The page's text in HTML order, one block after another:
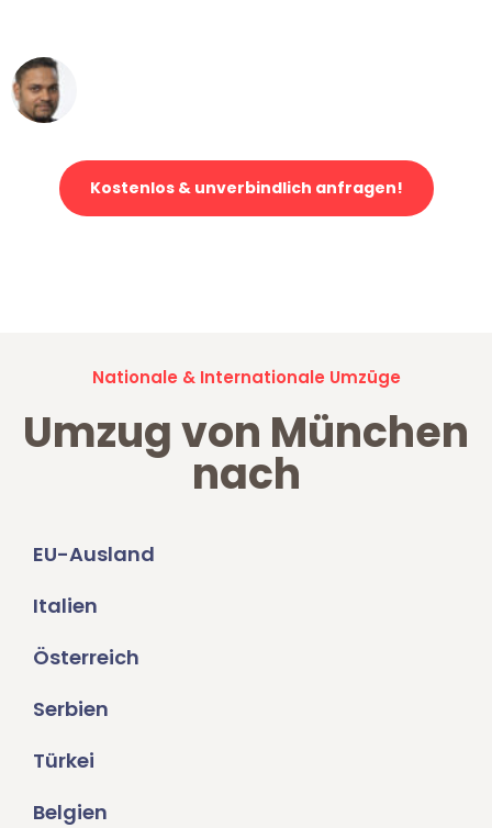
Kostenlos & unverbindlich anfragen!
Nationale & Internationale Umzüge
Umzug von München
nach
EU-Ausland
Italien
Österreich
Serbien
Türkei
Belgien